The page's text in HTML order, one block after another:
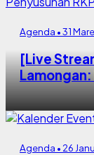
Agenda • 31
[Live
Lamongan:
Agenda • 26